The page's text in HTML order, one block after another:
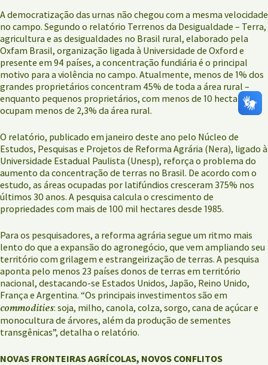
A democratização das urnas não chegou com a mesma velocidade
no campo. Segundo o relatório Terrenos da Desigualdade – Terra,
agricultura e as desigualdades no Brasil rural, elaborado pela
Oxfam Brasil, organização ligada à Universidade de Oxford e
presente em 94 países, a concentração fundiária é o principal
motivo para a violência no campo. Atualmente, menos de 1% dos
grandes proprietários concentram 45% de toda a área rural –
enquanto pequenos proprietários, com menos de 10 hectares,
ocupam menos de 2,3% da área rural.
O relatório, publicado em janeiro deste ano pelo Núcleo de
Estudos, Pesquisas e Projetos de Reforma Agrária (Nera), ligado à
Universidade Estadual Paulista (Unesp), reforça o problema do
aumento da concentração de terras no Brasil. De acordo com o
estudo, as áreas ocupadas por latifúndios cresceram 375% nos
últimos 30 anos. A pesquisa calcula o crescimento de
propriedades com mais de 100 mil hectares desde 1985.
Para os pesquisadores, a reforma agrária segue um ritmo mais
lento do que a expansão do agronegócio, que vem ampliando seu
território com grilagem e estrangeirização de terras. A pesquisa
aponta pelo menos 23 países donos de terras em território
nacional, destacando-se Estados Unidos, Japão, Reino Unido,
França e Argentina. “Os principais investimentos são em
commodities: soja, milho, canola, colza, sorgo, cana de açúcar e
monocultura de árvores, além da produção de sementes
transgênicas”, detalha o relatório.
NOVAS FRONTEIRAS AGRÍCOLAS, NOVOS CONFLITOS